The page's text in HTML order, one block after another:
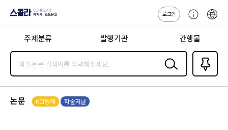
지사·교보문고
로그인
센
주제분류 발행기관 간행물
검색
즐겨찾
기0
논문 KCI등재 학술저널